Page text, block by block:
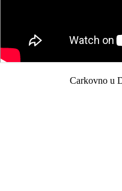
Carkovno u